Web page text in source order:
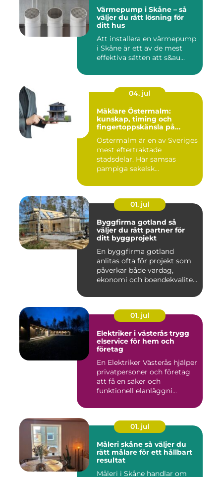
Värmepump i Skåne – så
väljer du rätt lösning för
ditt hus
Att installera en värmepump
i Skåne är ett av de mest
effektiva sätten att s&au...
04. jul
Mäklare Östermalm:
kunskap, timing och
fingertoppskänsla på
stockholms mest klassiska
adress
Östermalm är en av Sveriges
mest eftertraktade
stadsdelar. Här samsas
pampiga sekelsk...
01. jul
Byggfirma gotland så
väljer du rätt partner för
ditt byggprojekt
En byggfirma gotland
anlitas ofta för projekt som
påverkar både vardag,
ekonomi och boendekvalitet
01. jul
Elektriker i västerås trygg
elservice för hem och
företag
En Elektriker Västerås hjälper
privatpersoner och företag
att få en säker och
funktionell elanläggni...
01. jul
Måleri skåne så väljer du
rätt målare för ett hållbart
resultat
Måleri i Skåne handlar om